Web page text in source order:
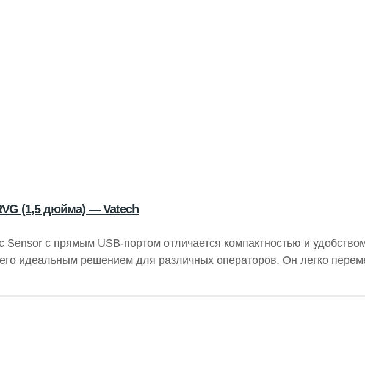
(1,5 дюйма) — Vatech
Sensor с прямым USB-портом отличается компактностью и
идеальным решением для различных операторов. Он легко
прерывая рабочий процесс. Подходит для вертикальных и